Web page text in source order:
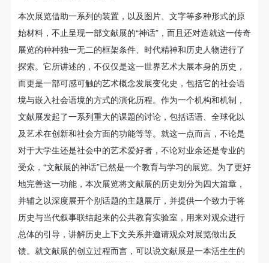
本次展览借助一系列的装置，以及图片、文字等多种形式的原
始材料，不止呈现一部文献展的“神话”，而且还对造就这一传奇
展览的种种独一无二的框架条件、时代精神和历史人物进行了
探索。它所讲述的，不仅仅是这一世界艺术大展本身的历史，
而更是一部可感可触的艺术概念发展变化史，包括它的社会语
境与嵌入社会语境的方式的演化历程。作为一个机构和机制，
文献展发起了一系列重大的课题的讨论，包括话语、全球化以
及艺术在创新和社会方面的功能等等。就这一点而言，不论是
对于大学生还是社会中的艺术爱好者，不论对业余还是专业的
受众，“文献展的神话”已然是一个教育与学习的展览。为了更好
地完善这一功能，本次展览将文献展的历史划分为四大篇章，
并辅之以深度展开个别话题的主题展厅，并提供一个致力于将
历史与当代叙事联结起来的公共教育实验室，用来对观众进行
总体的引导，讲解历史上下文关系并邀请观众对展览做出反
馈。就文献展的创立过程而言，可以说文献展是一本活生生的
快捷登录 帐号密码登录
手机号码
发送验证码
手机号码将作为您的登录账号
验证码
登录
可使用雅昌艺术网会员账户登录
破坏。活动中任何非事故当事人及美术馆将不承担相
应的责任与损失，应由参与活动者根据相应的法律条
文、组织规定进行协商和赔偿。并追究相应的法律责
任和经济责任。
第六条
参与活动者在参与活动时应当在美术馆工作人员及活
动导师、教师指导下进行，并正确的使用活动中所涉
及到的绘画工具、创作材料及配套设备、设施，若参
与者因个人原因在使用相应绘画工具、创作材料及配
套设备、设施造成个人受伤、伤害他人及造成相应工
具、材料、设备或设施的故障或损坏。参与活动者应
当承当相应的全部责任，并主动赔偿相应的经济损
失。活动中任何非事故当事人及美术馆将不承担人身
事故的任何责任。
中央美术学院美术馆肖像权许可使用协议
破坏。活动中任何非事故当事人及美术馆将不承担相
应的责任与损失，应由参与活动者根据相应的法律条
文、组织规定进行协商和赔偿。并追究相应的法律责
任和经济责任。
第六条
参与活动者在参与活动时应当在美术馆工作人员及活
动导师、教师指导下进行，并正确的使用活动中所涉
及到的绘画工具、创作材料及配套设备、设施，若参
与者因个人原因在使用相应绘画工具、创作材料及配
套设备、设施造成个人受伤、伤害他人及造成相应工
具、材料、设备或设施的故障或损坏。参与活动者应
当承当相应的全部责任，并主动赔偿相应的经济损
失。活动中任何非事故当事人及美术馆将不承担人身
事故的任何责任。
中央美术学院美术馆肖像权许可使用协议
破坏。活动中任何非事故当事人及美术馆将不承担相
应的责任与损失，应由参与活动者根据相应的法律条
文、组织规定进行协商和赔偿。并追究相应的法律责
任和经济责任。
第六条
参与活动者在参与活动时应当在美术馆工作人员及活
动导师、教师指导下进行，并正确的使用活动中所涉
及到的绘画工具、创作材料及配套设备、设施，若参
与者因个人原因在使用相应绘画工具、创作材料及配
套设备、设施造成个人受伤、伤害他人及造成相应工
具、材料、设备或设施的故障或损坏。参与活动者应
当承当相应的全部责任，并主动赔偿相应的经济损
失。活动中任何非事故当事人及美术馆将不承担人身
事故的任何责任。
中央美术学院美术馆肖像权许可使用协议